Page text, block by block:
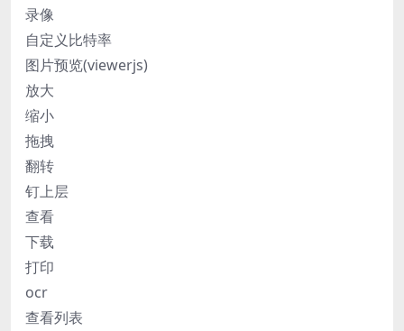
录像
自定义比特率
图片预览(viewerjs)
放大
缩小
拖拽
翻转
钉上层
查看
下载
打印
ocr
查看列表